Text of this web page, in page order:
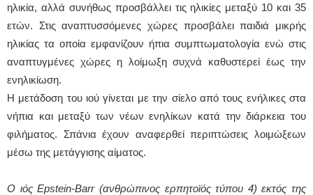
ηλικία, αλλά συνήθως προσβάλλει τις ηλικίες μεταξύ 10 και 35
ετών. Στις αναπτυσσόμενες χώρες προσβάλει παιδιά μικρής
ηλικίας τα οποία εμφανίζουν ήπια συμπτωματολογία ενώ στις
αναπτυγμένες χώρες η λοίμωξη συχνά καθυστερεί έως την
ενηλικίωση.
Η μετάδοση του ιού γίνεται με την σίελο από τους ενήλικες στα
νήπια και μεταξύ των νέων ενηλίκων κατά την διάρκεια του
φιλήματος. Σπάνια έχουν αναφερθεί περιπτώσεις λοιμώξεων
μέσω της μετάγγισης αίματος.
Ο ιός Epstein-Barr (ανθρώπινος ερπητοϊός τύπου 4) εκτός της